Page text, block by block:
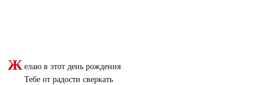
Ж елаю в этот день рождения
Тебе от радости сверкать